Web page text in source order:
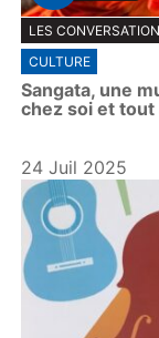
P
l
a
y
LES
CULTURE
Sangata, une
chez soi et tout
24 Juil 2025